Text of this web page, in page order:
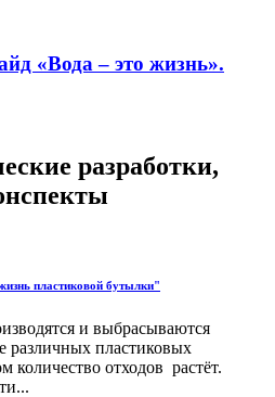
«Вода – это жизнь».
разработки,
пластиковой бутылки"
и выбрасываются
различных пластиковых
отходов растёт.